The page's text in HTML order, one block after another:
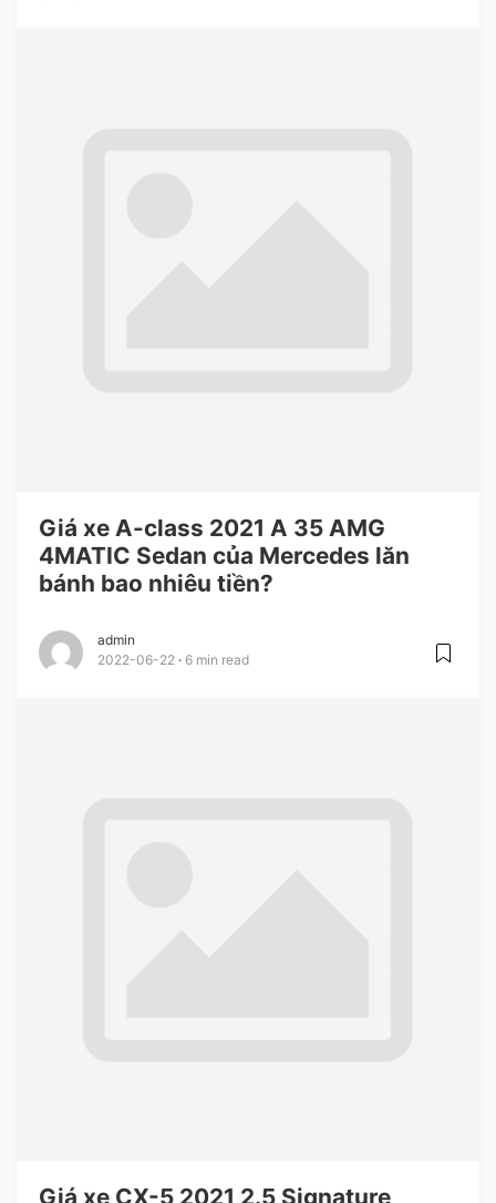
Giá xe A-class 2021 A 35 AMG
4MATIC Sedan của Mercedes lăn
bánh bao nhiêu tiền?
admin
2022-06-22
6 min read
Giá xe CX-5 2021 2.5 Signature